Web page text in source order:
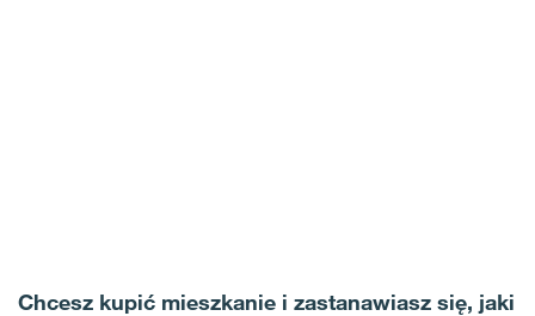
Chcesz kupić mieszkanie i zastanawiasz się, jaki